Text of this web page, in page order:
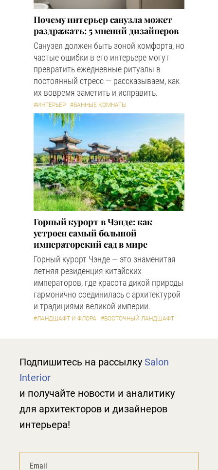
Почему интерьер санузла может
раздражать: 5 мнений дизайнеров
Санузел должен быть зоной комфорта, но
частые ошибки в его интерьере могут
превратить ежедневные ритуалы в
постоянный стресс — рассказываем, как
их вовремя заметить и исправить.
#ИНТЕРЬЕР #ВАННЫЕ КОМНАТЫ
Горный курорт в Чэнде: как
устроен самый большой
императорский сад в мире
Горный курорт Чэнде — это знаменитая
летняя резиденция китайских
императоров, где красота дикой природы
гармонично соединилась с архитектурой
и традициями великой империи.
#ЛАНДШАФТ И ФЛОРА #ВОСТОЧНЫЙ ЛАНДШАФТ
Подпишитесь на рассылку Salon
Interior
и получайте новости и аналитику
для архитекторов и дизайнеров
интерьера!